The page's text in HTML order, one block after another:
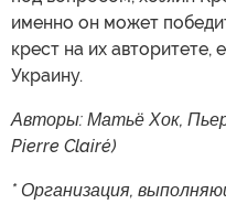
именно он может
крест на их авторитете,
Украину.
Авторы: Матьё Хок,
Pierre Clairé)
* Организация,